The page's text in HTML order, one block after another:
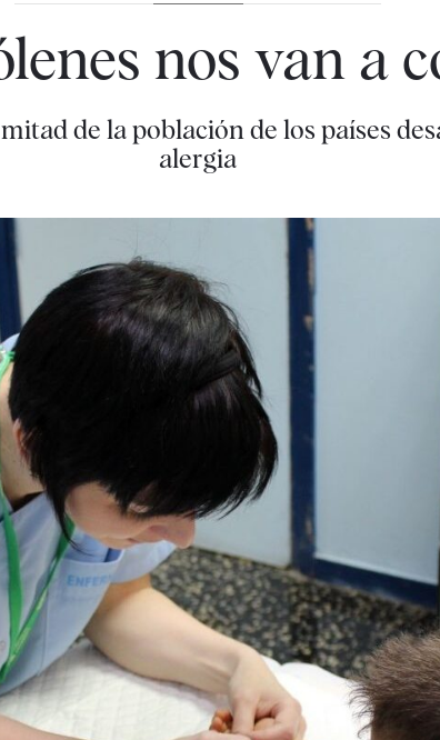
nos van a
de la población de los países
alergia